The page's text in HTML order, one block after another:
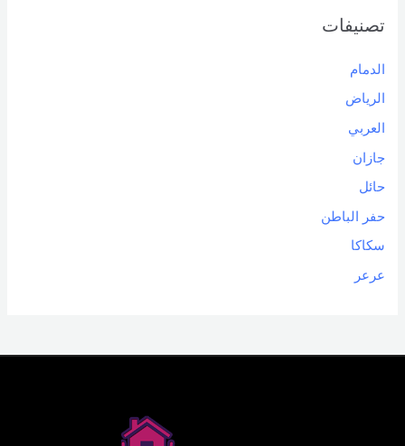
تصنيفات
الدمام
الرياض
العربي
جازان
حائل
حفر الباطن
سكاكا
عرعر